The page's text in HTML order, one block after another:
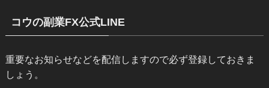
コウの副業FX公式LINE
重要なお知らせなどを配信しますので必ず登録しておきま
しょう。